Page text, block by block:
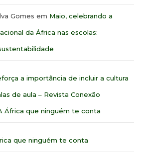
Gomes em Maio, celebrando a
da África nas escolas:
a importância de incluir a cultura
de aula – Revista Conexão
África que ninguém te conta
que ninguém te conta